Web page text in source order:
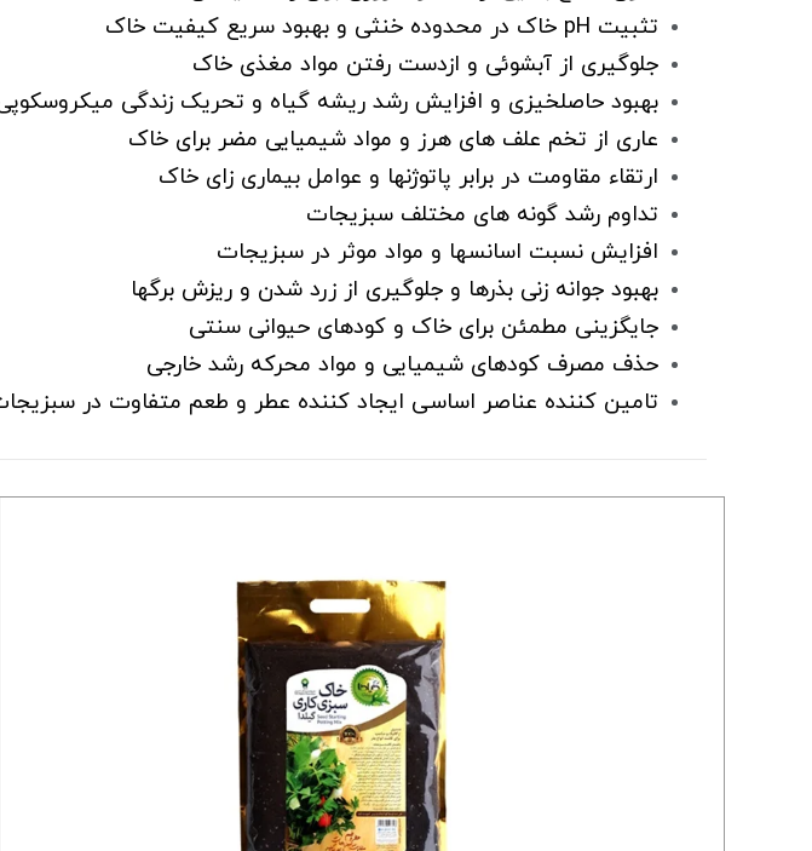
تثبیت pH خاک در محدوده خنثی و بهبود سریع کیفیت خاک
جلوگیری از آبشوئی و ازدست رفتن مواد مغذی خاک
بهبود حاصلخیزی و افزایش رشد ریشه گیاه و تحریک زندگی
عاری از تخم علف های هرز و مواد شیمیایی مضر برای خاک
ارتقاء مقاومت در برابر پاتوژنها و عوامل بیماری زای خاک
تداوم رشد گونه های مختلف سبزیجات
افزایش نسبت اسانسها و مواد موثر در سبزیجات
بهبود جوانه زنی بذرها و جلوگیری از زرد شدن و ریزش برگها
جایگزینی مطمئن برای خاک و کودهای حیوانی سنتی
حذف مصرف کودهای شیمیایی و مواد محرکه رشد خارجی
تامین کننده عناصر اساسی ایجاد کننده عطر و طعم متفاوت در